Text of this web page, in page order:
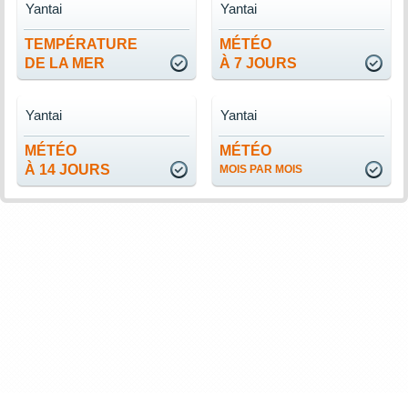
TEMPÉRATURE
DE LA MER
Yantai
MÉTÉO
À 7 JOURS
Yantai
MÉTÉO
À 14 JOURS
Yantai
MÉTÉO
MOIS PAR MOIS
Yantai